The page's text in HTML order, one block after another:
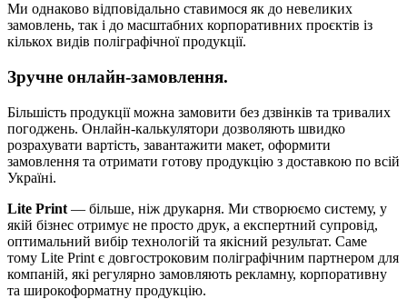
Ми однаково відповідально ставимося як до невеликих
замовлень, так і до масштабних корпоративних проєктів із
кількох видів поліграфічної продукції.
Зручне онлайн-замовлення.
Більшість продукції можна замовити без дзвінків та тривалих
погоджень. Онлайн-калькулятори дозволяють швидко
розрахувати вартість, завантажити макет, оформити
замовлення та отримати готову продукцію з доставкою по всій
Україні.
Lite Print — більше, ніж друкарня. Ми створюємо систему, у
якій бізнес отримує не просто друк, а експертний супровід,
оптимальний вибір технологій та якісний результат. Саме
тому Lite Print є довгостроковим поліграфічним партнером для
компаній, які регулярно замовляють рекламну, корпоративну
та широкоформатну продукцію.